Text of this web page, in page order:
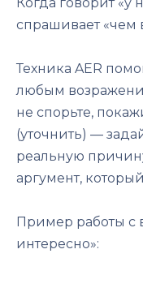
спрашивает «чем
Техника AER
любым
не спорьте,
(уточнить) —
реальную
аргумент,
Пример работы с
интересно»: